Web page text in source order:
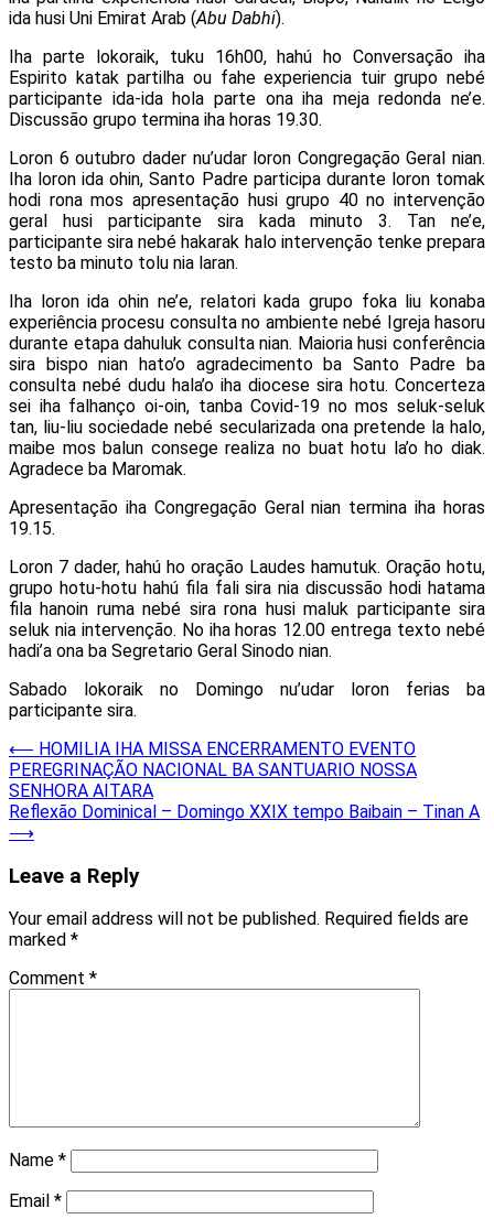
ida husi Uni Emirat Arab (Abu Dabhi).
Iha parte lokoraik, tuku 16h00, hahú ho Conversação iha
Espirito katak partilha ou fahe experiencia tuir grupo nebé
participante ida-ida hola parte ona iha meja redonda ne’e.
Discussão grupo termina iha horas 19.30.
Loron 6 outubro dader nu’udar loron Congregação Geral nian.
Iha loron ida ohin, Santo Padre participa durante loron tomak
hodi rona mos apresentação husi grupo 40 no intervenção
geral husi participante sira kada minuto 3. Tan ne’e,
participante sira nebé hakarak halo intervenção tenke prepara
testo ba minuto tolu nia laran.
Iha loron ida ohin ne’e, relatori kada grupo foka liu konaba
experiência procesu consulta no ambiente nebé Igreja hasoru
durante etapa dahuluk consulta nian. Maioria husi conferência
sira bispo nian hato’o agradecimento ba Santo Padre ba
consulta nebé dudu hala’o iha diocese sira hotu. Concerteza
sei iha falhanço oi-oin, tanba Covid-19 no mos seluk-seluk
tan, liu-liu sociedade nebé secularizada ona pretende la halo,
maibe mos balun consege realiza no buat hotu la’o ho diak.
Agradece ba Maromak.
Apresentação iha Congregação Geral nian termina iha horas
19.15.
Loron 7 dader, hahú ho oração Laudes hamutuk. Oração hotu,
grupo hotu-hotu hahú fila fali sira nia discussão hodi hatama
fila hanoin ruma nebé sira rona husi maluk participante sira
seluk nia intervenção. No iha horas 12.00 entrega texto nebé
hadi’a ona ba Segretario Geral Sinodo nian.
Sabado lokoraik no Domingo nu’udar loron ferias ba
participante sira.
Post
navigation
⟵ HOMILIA IHA MISSA ENCERRAMENTO EVENTO
PEREGRINAÇÃO NACIONAL BA SANTUARIO NOSSA
SENHORA AITARA
Reflexão Dominical – Domingo XXIX tempo Baibain – Tinan A
⟶
Leave a Reply
Your email address will not be published. Required fields are
marked *
Comment *
Name *
Email *